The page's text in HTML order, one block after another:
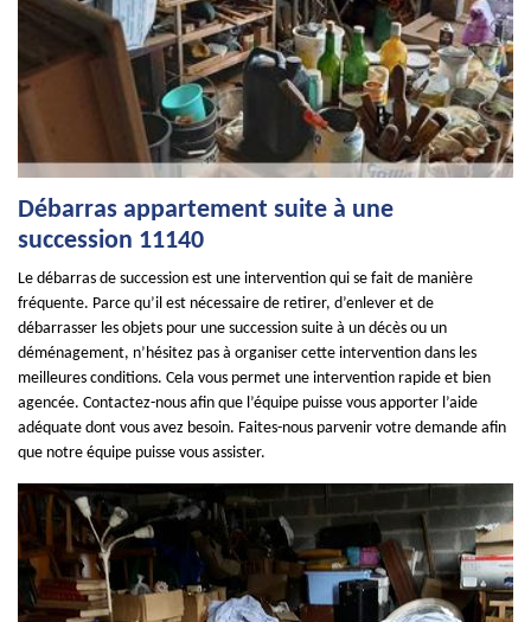
Débarras appartement suite à une
succession 11140
Le débarras de succession est une intervention qui se fait de manière
fréquente. Parce qu’il est nécessaire de retirer, d’enlever et de
débarrasser les objets pour une succession suite à un décès ou un
déménagement, n’hésitez pas à organiser cette intervention dans les
meilleures conditions. Cela vous permet une intervention rapide et bien
agencée. Contactez-nous afin que l’équipe puisse vous apporter l’aide
adéquate dont vous avez besoin. Faites-nous parvenir votre demande afin
que notre équipe puisse vous assister.